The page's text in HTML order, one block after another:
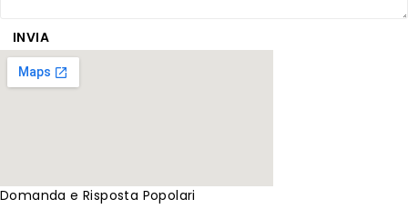
Domanda e Risposta Popolari